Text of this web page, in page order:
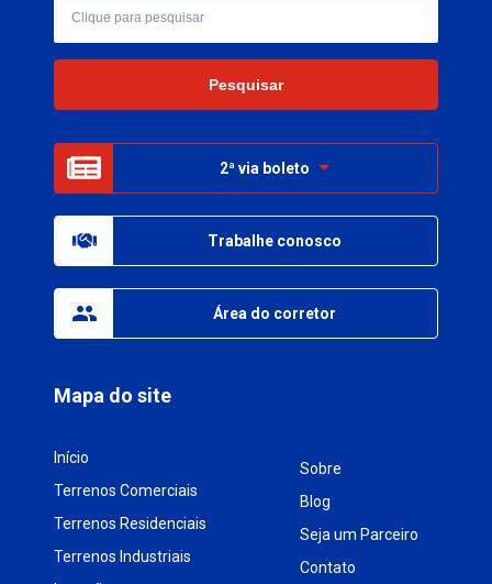
Mapa do site
Início
Terrenos Comerciais
Terrenos Residenciais
Terrenos Industriais
Sobre
Blog
Seja um Parceiro
Contato
2ª via boleto
Trabalhe conosco
Área do corretor